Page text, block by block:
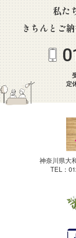
私た
きちんとご
定
神奈川県大
TEL：